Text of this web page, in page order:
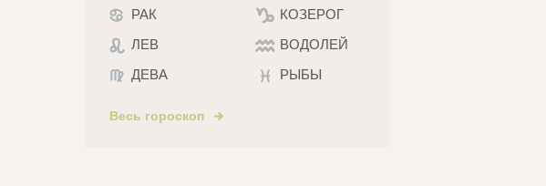
РАК
ЛЕВ
ДЕВА
КОЗЕРОГ
ВОДОЛЕЙ
РЫБЫ
Весь гороскоп